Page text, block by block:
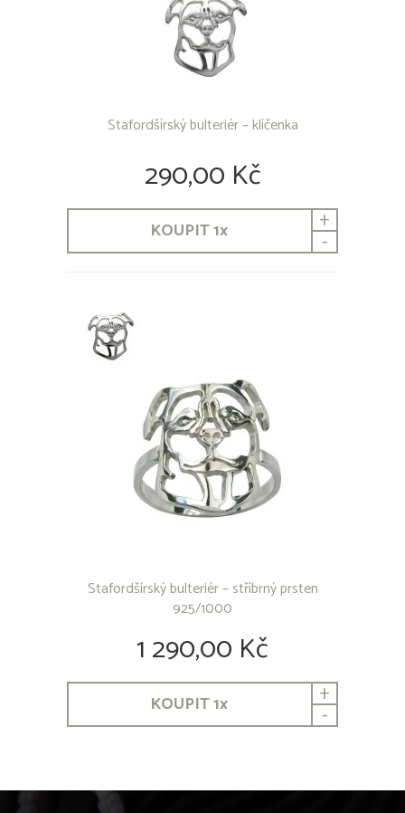
Stafordšírský bulteriér – klíčenka
290,00 Kč
KOUPIT1x +
-
Stafordšírský bulteriér – stříbrný prsten
925/1000
1 290,00 Kč
KOUPIT1x +
-